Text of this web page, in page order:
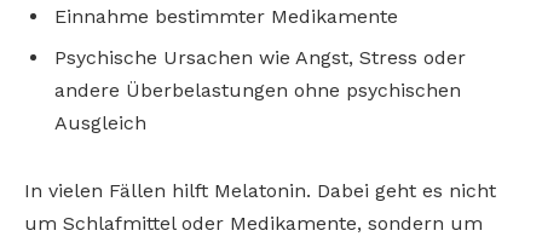
Einnahme bestimmter Medikamente
Psychische Ursachen wie Angst, Stress oder
andere Überbelastungen ohne psychischen
Ausgleich
In vielen Fällen hilft Melatonin. Dabei geht es nicht
um Schlafmittel oder Medikamente, sondern um